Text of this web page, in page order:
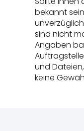
bekannt
sind nicht
Angaben
und
keine